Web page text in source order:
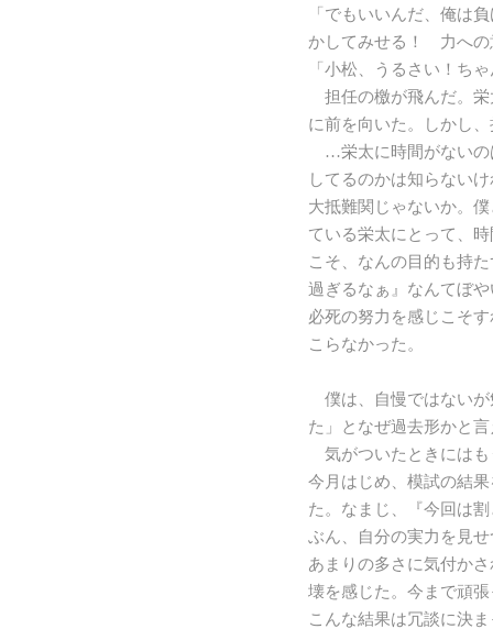
「でもいいんだ、俺は
かしてみせる！ 力への
「小松、うるさい！ち
担任の檄が飛んだ。栄
に前を向いた。しかし
…栄太に時間がないの
してるのかは知らない
大抵難関じゃないか。
ている栄太にとって、
こそ、なんの目的も持
過ぎるなぁ』なんてぼ
必死の努力を感じこそ
こらなかった。
僕は、自慢ではないが
た」となぜ過去形かと
気がついたときにはも
今月はじめ、模試の結
た。なまじ、『今回は
ぶん、自分の実力を見
あまりの多さに気付か
壊を感じた。今まで頑
こんな結果は冗談に決